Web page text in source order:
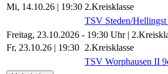
Mi, 14.10.26 | 19:30 2.Kreisklasse
TSV Steden/​
Freitag, 23.10.2026 - 19:30 Uhr |
Fr, 23.10.26 | 19:30 2.Kreisklasse
TSV Worphausen II